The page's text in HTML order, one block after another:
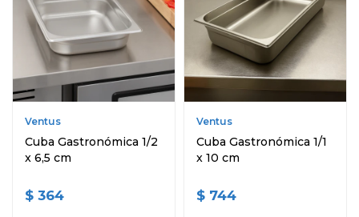
Ventus
Cuba Gastronómica 1/2
x 6,5 cm
$ 364
Ventus
Cuba Gastronómica 1/1
x 10 cm
$ 744